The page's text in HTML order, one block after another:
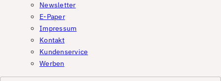
Newsletter
E-Paper
Impressum
Kontakt
Kundenservice
Werben